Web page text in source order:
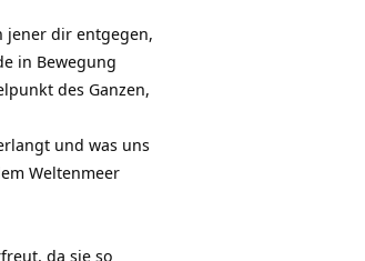
jener dir entgegen,
in Bewegung
des Ganzen,
und was uns
Weltenmeer
da sie so